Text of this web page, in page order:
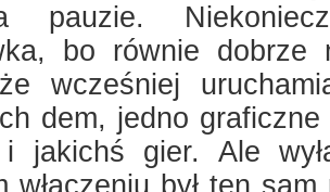
pauzie.
bo równie
wcześniej
dem, jedno
jakichś gier. Ale
włączeniu był ten